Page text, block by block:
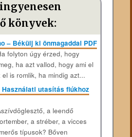
könyvek:
– Békülj ki önmagaddal PDF
folyton úgy érzed, hogy
ha azt vallod, hogy ami el
is romlik, ha mindig azt...
Használati ​utasítás fiúkhoz
a leendő
a stréber, a vicces
típusok? Bőven